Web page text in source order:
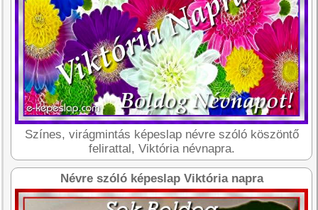
Színes, virágmintás képeslap névre szóló köszöntő
felirattal, Viktória névnapra.
Névre szóló képeslap Viktória napra